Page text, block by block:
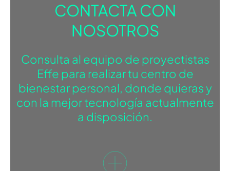
CONTACTA CON
NOSOTROS
Consulta al equipo de proyectistas
Effe para realizar tu centro de
bienestar personal, donde quieras y
con la mejor tecnología actualmente
a disposición.